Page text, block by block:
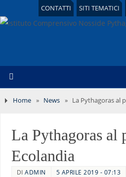
CONTATTI SITI TEMATICI
Home » News » La Pythagoras al
La Pythagoras al
Ecolandia
DIADMIN 5 APRILE 2019 - 07:13